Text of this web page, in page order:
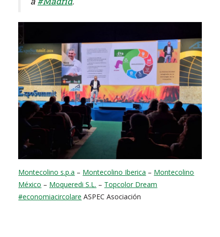
Montecolino s.p.a – Montecolino Iberica – Montecolino
México – Moqueredi S.L. – Topcolor Dream
#economiacircolare ASPEC Asociación